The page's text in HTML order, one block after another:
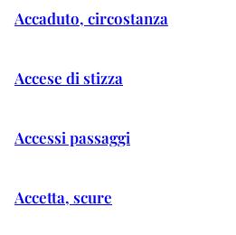
Accaduto, circostanza
Accese di stizza
Accessi passaggi
Accetta, scure